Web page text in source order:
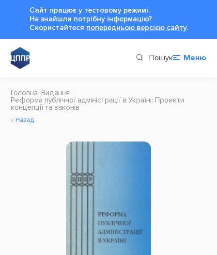
Сайт працює у тестовому режимі.
Не знайшли потрібну інформацію?
Cкористайтеся попередньою версією сайту.
Пошук Меню
Головна Видання
Реформа публічної адміністрації в Україні: Проекти
концепції та законів
Назад